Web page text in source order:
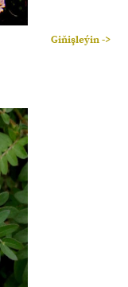
Giňişleýin ->